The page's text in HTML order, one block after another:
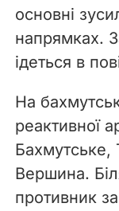
основні
напрямках.
ідеться в
На
реактивної
Бахмутське,
Вершина.
противник